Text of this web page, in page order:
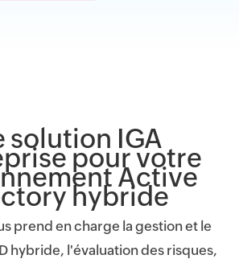
solution IGA
pour votre
Active
hybride
prend en charge la gestion et le
hybride, l'évaluation des risques,